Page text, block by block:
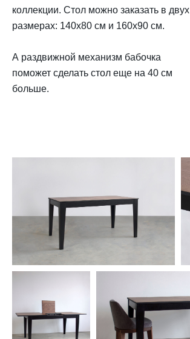
коллекции. Стол можно заказать в двух
размерах: 140x80 см и 160x90 см.
А раздвижной механизм бабочка
поможет сделать стол еще на 40 см
больше.